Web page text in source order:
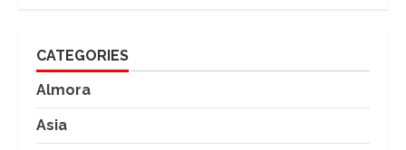
CATEGORIES
Almora
Asia